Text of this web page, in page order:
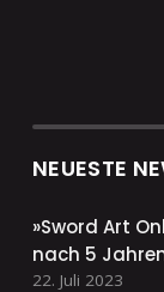
NEUESTE
»Sword Art
nach 5
22. Juli 2023